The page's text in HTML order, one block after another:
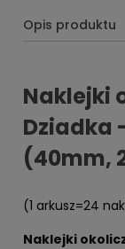
Opis produktu
Naklejki
Dziadka
(40mm,
(1 arkusz=24
Naklejki